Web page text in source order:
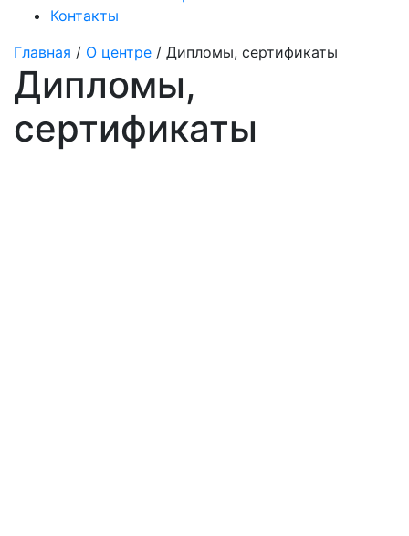
Контакты
Главная / О центре / Дипломы, сертификаты
Дипломы,
сертификаты